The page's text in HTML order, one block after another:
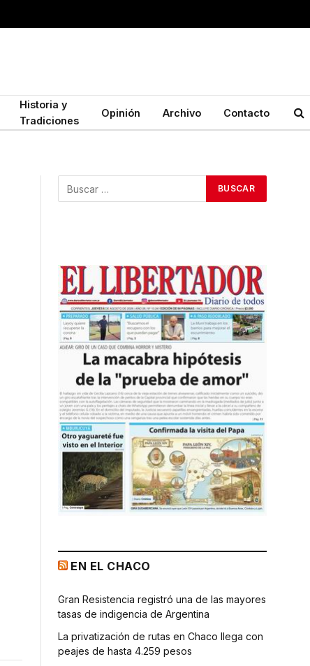
Historia y
Tradiciones
Opinión Archivo Contacto
EN EL CHACO
Gran Resistencia registró una de las mayores
tasas de indigencia de Argentina
La privatización de rutas en Chaco llega con
peajes de hasta 4.259 pesos